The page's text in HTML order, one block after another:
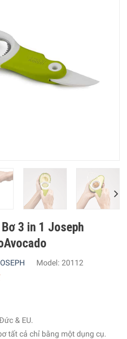
3 in 1 Joseph
Model: 20112
& EU.
tất cả chỉ bằng một dụng cụ.